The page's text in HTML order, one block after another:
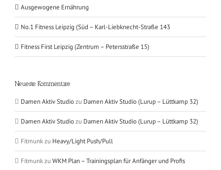
Ausgewogene Ernährung
No.1 Fitness Leipzig (Süd – Karl-Liebknecht-Straße 143
Fitness First Leipzig (Zentrum – Petersstraße 15)
Neueste Kommentare
Damen Aktiv Studiozu Damen Aktiv Studio (Lurup – Lüttkamp 32)
Damen Aktiv Studiozu Damen Aktiv Studio (Lurup – Lüttkamp 32)
Fitmunkzu Heavy/Light Push/Pull
Fitmunkzu WKM Plan – Trainingsplan für Anfänger und Profis